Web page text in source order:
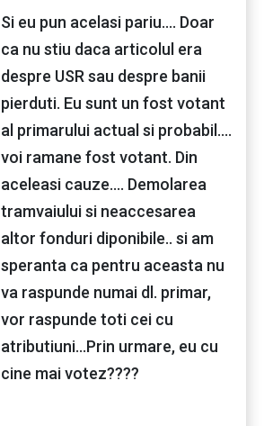
Si eu pun acelasi pariu.... Doar
ca nu stiu daca articolul era
despre USR sau despre banii
pierduti. Eu sunt un fost votant
al primarului actual si probabil....
voi ramane fost votant. Din
aceleasi cauze.... Demolarea
tramvaiului si neaccesarea
altor fonduri diponibile.. si am
speranta ca pentru aceasta nu
va raspunde numai dl. primar,
vor raspunde toti cei cu
atributiuni...Prin urmare, eu cu
cine mai votez????